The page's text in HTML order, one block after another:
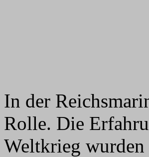
In der
Rolle. Die
Weltkrieg